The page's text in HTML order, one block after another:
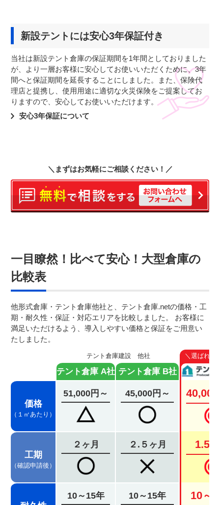
新設テントには安心3年保証付き
当社は新設テント倉庫の保証期間を1年間としておりました
が、より一層お客様に安心してお使いいただくために、3年
間へと保証期間を延長することにしました。また、保険代
理店と提携し、使用用途に適切な火災保険をご提案してお
りますので、安心してお使いいただけます。
安心3年保証について
＼まずはお気軽にご相談ください！／
一目瞭然！比べて安心！大型倉庫の
比較表
他形式倉庫・テント倉庫他社と、テント倉庫.netの価格・工
期・耐久性・保証・対応エリアを比較しました。
お客様に
満足いただけるよう、導入しやすい価格と保証をご用意い
たしました。
テント倉庫建設 他社 ＼選ばれて
テント倉庫 A社 テント倉庫 B社
価格
（１㎡あたり）
51,000円～ 45,000円～
工期
（確認申請後）
２ヶ月 ２.５ヶ月 1.5
10～15年 10～15年 10～